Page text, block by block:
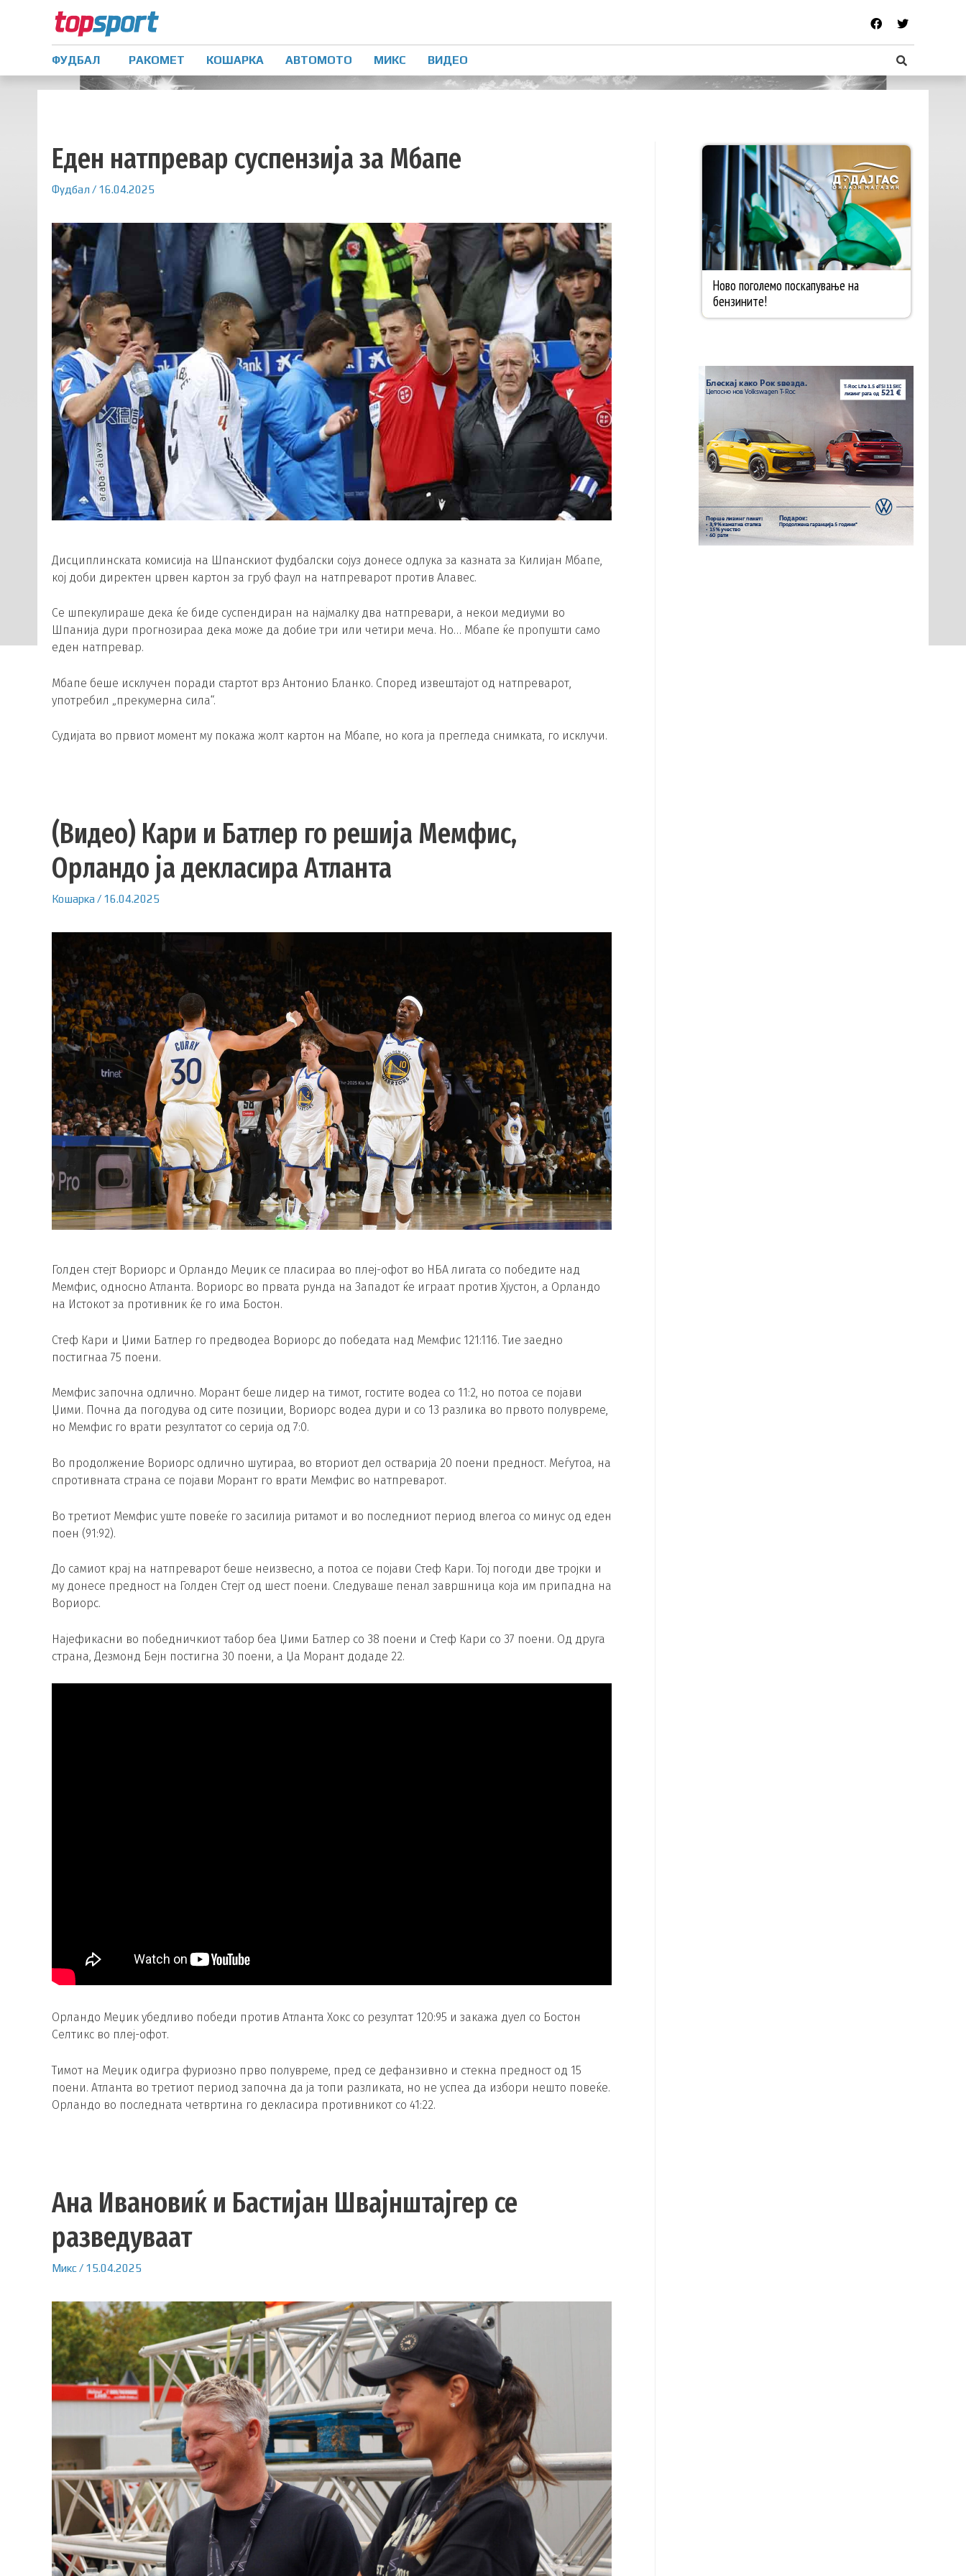
ФУДБАЛ РАКОМЕТ КОШАРКА АВТОМОТО МИКС ВИДЕО
Еден натпревар суспензија за Мбапе
Фудбал / 16.04.2025
Дисциплинската комисија на Шпанскиот фудбалски сојуз донесе одлука за казната за Килијан Мбапе,
кој доби директен црвен картон за груб фаул на натпреварот против Алавес.
Се шпекулираше дека ќе биде суспендиран на најмалку два натпревари, а некои медиуми во
Шпанија дури прогнозираа дека може да добие три или четири меча. Но… Мбапе ќе пропушти само
еден натпревар.
Мбапе беше исклучен поради стартот врз Антонио Бланко. Според извештајот од натпреварот,
употребил „прекумерна сила“.
Судијата во првиот момент му покажа жолт картон на Мбапе, но кога ја прегледа снимката, го исклучи.
(Видео) Кари и Батлер го решија Мемфис,
Орландо ја декласира Атланта
Кошарка / 16.04.2025
Голден стејт Вориорс и Орландо Меџик се пласираа во плеј-офот во НБА лигата со победите над
Мемфис, односно Атланта. Вориорс во првата рунда на Западот ќе играат против Хјустон, а Орландо
на Истокот за противник ќе го има Бостон.
Стеф Кари и Џими Батлер го предводеа Вориорс до победата над Мемфис 121:116. Тие заедно
постигнаа 75 поени.
Мемфис започна одлично. Морант беше лидер на тимот, гостите водеа со 11:2, но потоа се појави
Џими. Почна да погодува од сите позиции, Вориорс водеа дури и со 13 разлика во првото полувреме,
но Мемфис го врати резултатот со серија од 7:0.
Во продолжение Вориорс одлично шутираа, во вториот дел остварија 20 поени предност. Меѓутоа, на
спротивната страна се појави Морант го врати Мемфис во натпреварот.
Во третиот Мемфис уште повеќе го засилија ритамот и во последниот период влегоа со минус од еден
поен (91:92).
До самиот крај на натпреварот беше неизвесно, а потоа се појави Стеф Кари. Тој погоди две тројки и
му донесе предност на Голден Стејт од шест поени. Следуваше пенал завршница која им припадна на
Вориорс.
Најефикасни во победничкиот табор беа Џими Батлер со 38 поени и Стеф Кари со 37 поени. Од друга
страна, Дезмонд Бејн постигна 30 поени, а Џа Морант додаде 22.
Орландо Меџик убедливо победи против Атланта Хокс со резултат 120:95 и закажа дуел со Бостон
Селтикс во плеј-офот.
Тимот на Меџик одигра фуриозно прво полувреме, пред се дефанзивно и стекна предност од 15
поени. Атланта во третиот период започна да ја топи разликата, но не успеа да избори нешто повеќе.
Орландо во последната четвртина го декласира противникот со 41:22.
Ана Ивановиќ и Бастијан Швајнштајгер се
разведуваат
Микс/ 15.04.2025